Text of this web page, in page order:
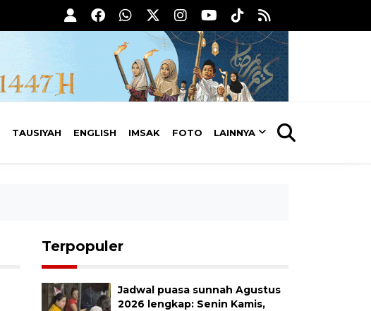
TAUSIYAH ENGLISH IMSAK FOTO LAINNYA
Terpopuler
Jadwal puasa sunnah Agustus
2026 lengkap: Senin Kamis,